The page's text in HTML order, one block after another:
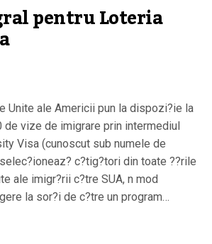
pentru Loteria
Unite ale Americii pun la dispozi?ie la
de vize de imigrare prin intermediul
Visa (cunoscut sub numele de
c?tig?tori din toate ??rile
ale imigr?rii c?tre SUA, n mod
la sor?i de c?tre un program…